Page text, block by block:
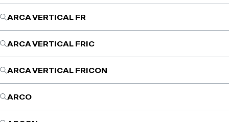
ARCA VERTICAL FR
ARCA VERTICAL FRIC
ARCA VERTICAL FRICON
ARCO